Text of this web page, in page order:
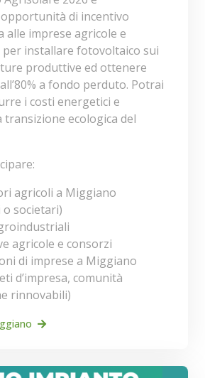
di incentivo
alle imprese agricole e
installare fotovoltaico sui
produttive ed ottenere
a fondo perduto. Potrai
i costi energetici e
ecologica del
agricoli a Miggiano
societari)
agricole e consorzi
di imprese a Miggiano
d’impresa, comunità
rinnovabili)